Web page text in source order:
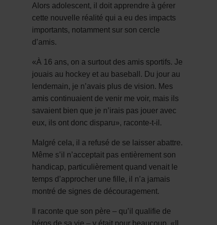
Alors adolescent, il doit apprendre à gérer
cette nouvelle réalité qui a eu des impacts
importants, notamment sur son cercle
d’amis.
«À 16 ans, on a surtout des amis sportifs. Je
jouais au hockey et au baseball. Du jour au
lendemain, je n’avais plus de vision. Mes
amis continuaient de venir me voir, mais ils
savaient bien que je n’irais pas jouer avec
eux, ils ont donc disparu», raconte-t-il.
Malgré cela, il a refusé de se laisser abattre.
Même s’il n’acceptait pas entièrement son
handicap, particulièrement quand venait le
temps d’approcher une fille, il n’a jamais
montré de signes de découragement.
Il raconte que son père – qu’il qualifie de
héros de sa vie – y était pour beaucoup. «Il